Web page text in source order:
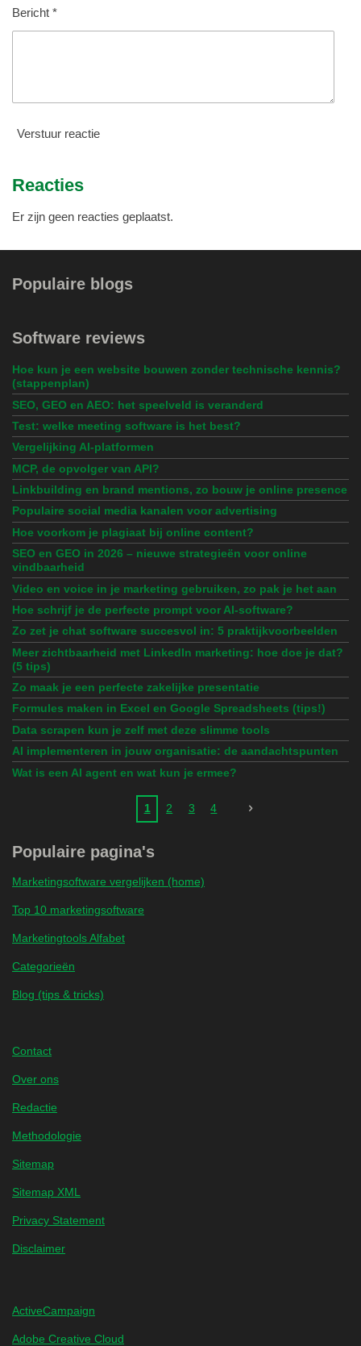
Bericht *
Verstuur reactie
Reacties
Er zijn geen reacties geplaatst.
Populaire blogs
Software reviews
Hoe kun je een website bouwen zonder technische kennis?
(stappenplan)
SEO, GEO en AEO: het speelveld is veranderd
Test: welke meeting software is het best?
Vergelijking AI-platformen
MCP, de opvolger van API?
Linkbuilding en brand mentions, zo bouw je online presence
Populaire social media kanalen voor advertising
Hoe voorkom je plagiaat bij online content?
SEO en GEO in 2026 – nieuwe strategieën voor online
vindbaarheid
Video en voice in je marketing gebruiken, zo pak je het aan
Hoe schrijf je de perfecte prompt voor AI-software?
Zo zet je chat software succesvol in: 5 praktijkvoorbeelden
Meer zichtbaarheid met LinkedIn marketing: hoe doe je dat?
(5 tips)
Zo maak je een perfecte zakelijke presentatie
Formules maken in Excel en Google Spreadsheets (tips!)
Data scrapen kun je zelf met deze slimme tools
AI implementeren in jouw organisatie: de aandachtspunten
Wat is een AI agent en wat kun je ermee?
1 2 3 4
Populaire pagina's
Marketingsoftware vergelijken (home)
Top 10 marketingsoftware
Marketingtools Alfabet
Categorieën
Blog (tips & tricks)
Contact
Over ons
Redactie
Methodologie
Sitemap
Sitemap XML
Privacy Statement
Disclaimer
ActiveCampaign
Adobe Creative Cloud